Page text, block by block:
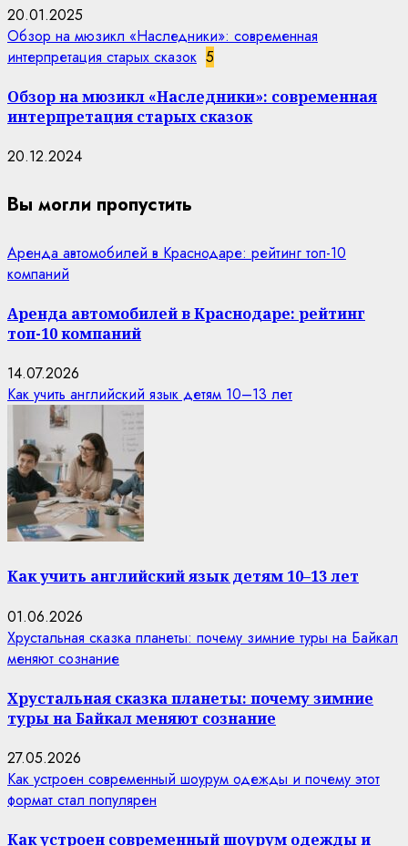
20.01.2025
Обзор на мюзикл «Наследники»: современная
интерпретация старых сказок 5
Обзор на мюзикл «Наследники»: современная
интерпретация старых сказок
20.12.2024
Вы могли пропустить
Аренда автомобилей в Краснодаре: рейтинг топ-10
компаний
Аренда автомобилей в Краснодаре: рейтинг
топ-10 компаний
14.07.2026
Как учить английский язык детям 10–13 лет
Как учить английский язык детям 10–13 лет
01.06.2026
Хрустальная сказка планеты: почему зимние туры на Байкал
меняют сознание
Хрустальная сказка планеты: почему зимние
туры на Байкал меняют сознание
27.05.2026
Как устроен современный шоурум одежды и почему этот
формат стал популярен
Как устроен современный шоурум одежды и